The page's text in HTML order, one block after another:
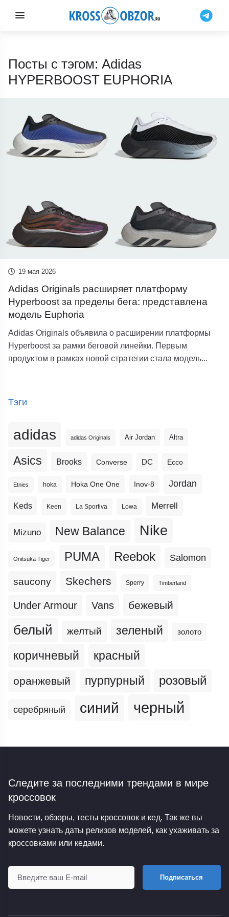
Посты с тэгом: Adidas
HYPERBOOST EUPHORIA
19 мая 2026
Adidas Originals расширяет платформу
Hyperboost за пределы бега: представлена
модель Euphoria
Adidas Originals объявила о расширении платформы
Hyperboost за рамки беговой линейки. Первым
продуктом в рамках новой стратегии стала модель...
Тэги
adidas adidas Originals Air Jordan Altra
Asics Brooks Converse DC Ecco
Etnies hoka Hoka One One Inov-8 Jordan
Keds Keen La Sportiva Lowa Merrell
Mizuno New Balance Nike
Onitsuka Tiger PUMA Reebok Salomon
saucony Skechers Sperry Timberland
Under Armour Vans бежевый
белый желтый зеленый золото
коричневый красный
оранжевый пурпурный розовый
серебряный синий черный
Следите за последними трендами в мире
кроссовок
Новости, обзоры, тесты кроссовок и кед. Так же вы
можете узнать даты релизов моделей, как ухаживать за
кроссовками или кедами.
Подписаться